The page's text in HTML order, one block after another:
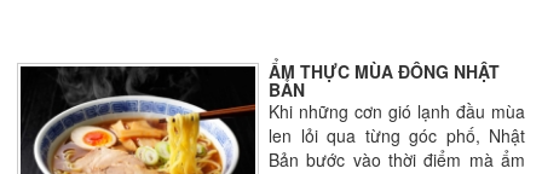
ẨM THỰC MÙA ĐÔNG NHẬT
BẢN
Khi những cơn gió lạnh đầu mùa
len lỏi qua từng góc phố, Nhật
Bản bước vào thời điểm mà ẩm